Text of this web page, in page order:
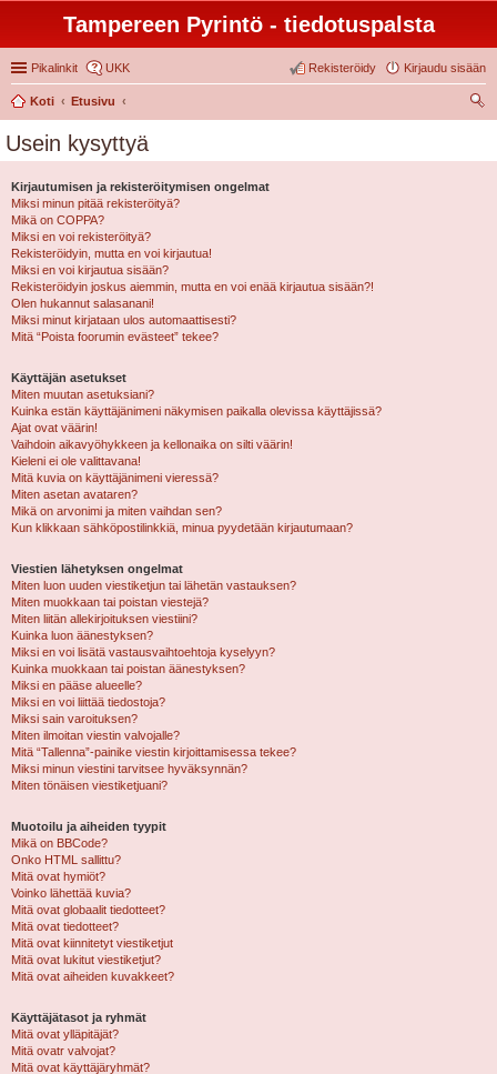
Tampereen Pyrintö - tiedotuspalsta
Pikalinkit UKK Kirjaudu sisään
Rekisteröidy
Koti
Etusivu
Usein kysyttyä
Kirjautumisen ja rekisteröitymisen ongelmat
Miksi minun pitää rekisteröityä?
Mikä on COPPA?
Miksi en voi rekisteröityä?
Rekisteröidyin, mutta en voi kirjautua!
Miksi en voi kirjautua sisään?
Rekisteröidyin joskus aiemmin, mutta en voi enää kirjautua sisään?!
Olen hukannut salasanani!
Miksi minut kirjataan ulos automaattisesti?
Mitä “Poista foorumin evästeet” tekee?
Käyttäjän asetukset
Miten muutan asetuksiani?
Kuinka estän käyttäjänimeni näkymisen paikalla olevissa käyttäjissä?
Ajat ovat väärin!
Vaihdoin aikavyöhykkeen ja kellonaika on silti väärin!
Kieleni ei ole valittavana!
Mitä kuvia on käyttäjänimeni vieressä?
Miten asetan avataren?
Mikä on arvonimi ja miten vaihdan sen?
Kun klikkaan sähköpostilinkkiä, minua pyydetään kirjautumaan?
Viestien lähetyksen ongelmat
Miten luon uuden viestiketjun tai lähetän vastauksen?
Miten muokkaan tai poistan viestejä?
Miten liitän allekirjoituksen viestiini?
Kuinka luon äänestyksen?
Miksi en voi lisätä vastausvaihtoehtoja kyselyyn?
Kuinka muokkaan tai poistan äänestyksen?
Miksi en pääse alueelle?
Miksi en voi liittää tiedostoja?
Miksi sain varoituksen?
Miten ilmoitan viestin valvojalle?
Mitä “Tallenna”-painike viestin kirjoittamisessa tekee?
Miksi minun viestini tarvitsee hyväksynnän?
Miten tönäisen viestiketjuani?
Muotoilu ja aiheiden tyypit
Mikä on BBCode?
Onko HTML sallittu?
Mitä ovat hymiöt?
Voinko lähettää kuvia?
Mitä ovat globaalit tiedotteet?
Mitä ovat tiedotteet?
Mitä ovat kiinnitetyt viestiketjut
Mitä ovat lukitut viestiketjut?
Mitä ovat aiheiden kuvakkeet?
Käyttäjätasot ja ryhmät
Mitä ovat ylläpitäjät?
Mitä ovatr valvojat?
Mitä ovat käyttäjäryhmät?